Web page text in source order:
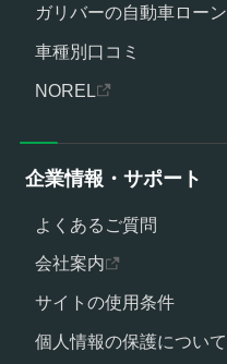
ガリバーの自動車ローン
車種別口コミ
NOREL
企業情報・サポート
よくあるご質問
会社案内
サイトの使用条件
個人情報の保護について